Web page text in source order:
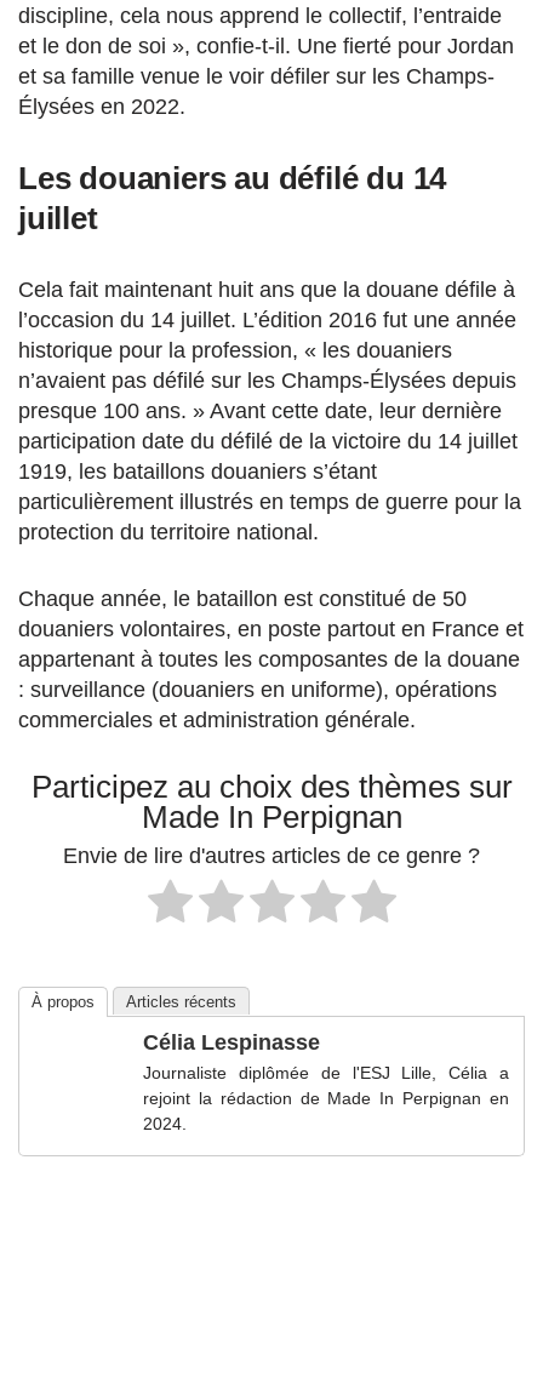
discipline, cela nous apprend le collectif, l’entraide
et le don de soi », confie-t-il. Une fierté pour Jordan
et sa famille venue le voir défiler sur les Champs-
Élysées en 2022.
Les douaniers au défilé du 14
juillet
Cela fait maintenant huit ans que la douane défile à
l’occasion du 14 juillet. L’édition 2016 fut une année
historique pour la profession, « les douaniers
n’avaient pas défilé sur les Champs-Élysées depuis
presque 100 ans. » Avant cette date, leur dernière
participation date du défilé de la victoire du 14 juillet
1919, les bataillons douaniers s’étant
particulièrement illustrés en temps de guerre pour la
protection du territoire national.
Chaque année, le bataillon est constitué de 50
douaniers volontaires, en poste partout en France et
appartenant à toutes les composantes de la douane
: surveillance (douaniers en uniforme), opérations
commerciales et administration générale.
Participez au choix des thèmes sur
Made In Perpignan
Envie de lire d'autres articles de ce genre ?
À propos Articles récents
Célia Lespinasse
Journaliste diplômée de l'ESJ Lille, Célia a
rejoint la rédaction de Made In Perpignan en
2024.